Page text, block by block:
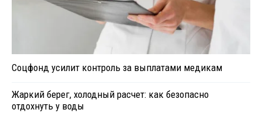
Соцфонд усилит контроль за выплатами медикам
Жаркий берег, холодный расчет: как безопасно
отдохнуть у воды